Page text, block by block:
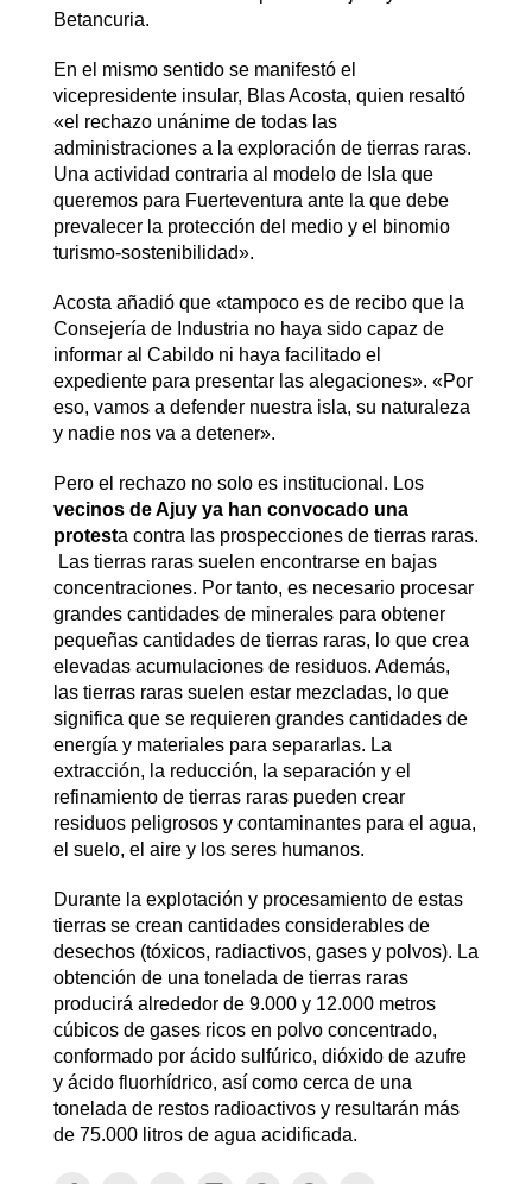
Betancuria.
En el mismo sentido se manifestó el
vicepresidente insular, Blas Acosta, quien resaltó
«el rechazo unánime de todas las
administraciones a la exploración de tierras raras.
Una actividad contraria al modelo de Isla que
queremos para Fuerteventura ante la que debe
prevalecer la protección del medio y el binomio
turismo-sostenibilidad».
Acosta añadió que «tampoco es de recibo que la
Consejería de Industria no haya sido capaz de
informar al Cabildo ni haya facilitado el
expediente para presentar las alegaciones». «Por
eso, vamos a defender nuestra isla, su naturaleza
y nadie nos va a detener».
Pero el rechazo no solo es institucional. Los
vecinos de Ajuy ya han convocado una
protesta contra las prospecciones de tierras raras.
Las tierras raras suelen encontrarse en bajas
concentraciones. Por tanto, es necesario procesar
grandes cantidades de minerales para obtener
pequeñas cantidades de tierras raras, lo que crea
elevadas acumulaciones de residuos. Además,
las tierras raras suelen estar mezcladas, lo que
significa que se requieren grandes cantidades de
energía y materiales para separarlas. La
extracción, la reducción, la separación y el
refinamiento de tierras raras pueden crear
residuos peligrosos y contaminantes para el agua,
el suelo, el aire y los seres humanos.
Durante la explotación y procesamiento de estas
tierras se crean cantidades considerables de
desechos (tóxicos, radiactivos, gases y polvos). La
obtención de una tonelada de tierras raras
producirá alrededor de 9.000 y 12.000 metros
cúbicos de gases ricos en polvo concentrado,
conformado por ácido sulfúrico, dióxido de azufre
y ácido fluorhídrico, así como cerca de una
tonelada de restos radioactivos y resultarán más
de 75.000 litros de agua acidificada.